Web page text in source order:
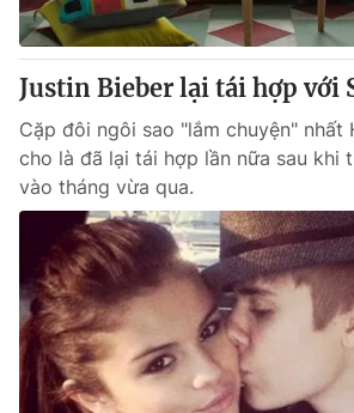
Justin Bieber lại tái hợp với
Cặp đôi ngôi sao "lắm chuyện"
cho là đã lại tái hợp lần nữa sau khi
vào tháng vừa qua.